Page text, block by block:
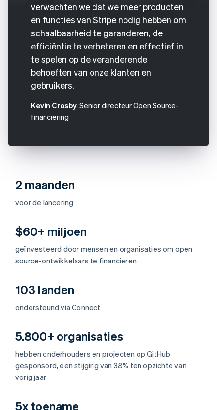
2 maanden
voor de lancering
$60+ miljoen
geïnvesteerd door mensen en organisaties om open
source-ontwikkelaars te financieren
103 landen
ondersteund via Connect
5.800+ organisaties
hebben onderhouders en projecten op GitHub
gesponsord, een stijging van 38% ten opzichte van
vorig jaar
5x toename
verwachten we dat we meer producten
en functies van Stripe nodig hebben om
schaalbaarheid te garanderen, de
efficiëntie te verbeteren en effectief in
te spelen op de veranderende
behoeften van onze klanten en
gebruikers.
Kevin Crosby, Senior directeur Open Source-
financiering